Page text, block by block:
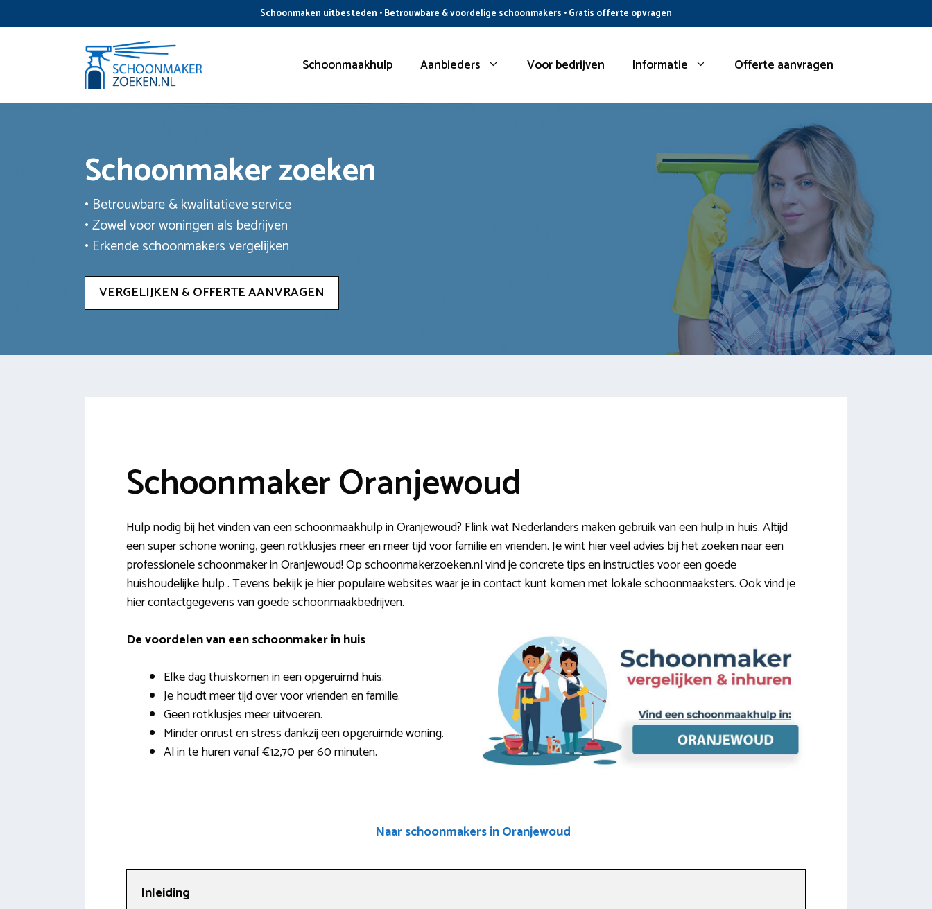
naar
Schoonmaken uitbesteden • Betrouwbare & voordelige schoonmakers • Gratis offerte opvragen
Schoonmaakhulp Aanbieders Voor bedrijven Informatie Offerte aanvragen
Schoonmaker zoeken
• Betrouwbare & kwalitatieve service
• Zowel voor woningen als bedrijven
• Erkende schoonmakers vergelijken
VERGELIJKEN & OFFERTE AANVRAGEN
Schoonmaker Oranjewoud
Hulp nodig bij het vinden van een schoonmaakhulp in Oranjewoud? Flink wat Nederlanders maken gebruik van een hulp in huis. Altijd
een super schone woning, geen rotklusjes meer en meer tijd voor familie en vrienden. Je wint hier veel advies bij het zoeken naar een
professionele schoonmaker in Oranjewoud! Op schoonmakerzoeken.nl vind je concrete tips en instructies voor een goede
huishoudelijke hulp . Tevens bekijk je hier populaire websites waar je in contact kunt komen met lokale schoonmaaksters. Ook vind je
hier contactgegevens van goede schoonmaakbedrijven.
De voordelen van een schoonmaker in huis
Elke dag thuiskomen in een opgeruimd huis.
Je houdt meer tijd over voor vrienden en familie.
Geen rotklusjes meer uitvoeren.
Minder onrust en stress dankzij een opgeruimde woning.
Al in te huren vanaf €12,70 per 60 minuten.
Naar schoonmakers in Oranjewoud
Inleiding